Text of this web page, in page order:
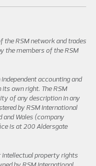
the RSM network and trades
the members of the RSM
accounting and
own right. The RSM
of any description in any
by RSM International
and Wales (company
is at 200 Aldersgate
intellectual property rights